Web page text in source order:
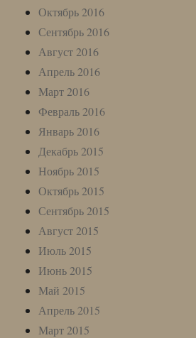
Октябрь 2016
Сентябрь 2016
Август 2016
Апрель 2016
Март 2016
Февраль 2016
Январь 2016
Декабрь 2015
Ноябрь 2015
Октябрь 2015
Сентябрь 2015
Август 2015
Июль 2015
Июнь 2015
Май 2015
Апрель 2015
Март 2015